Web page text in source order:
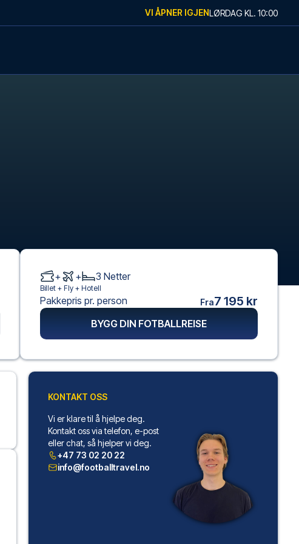
VI ÅPNER IGJENLØRDAG KL. 10:00
+ + 3 Netter
Billet + Fly + Hotell
Pakkepris pr. person Fra7 195 kr
BYGG DIN FOTBALLREISE
KONTAKT OSS
Vi er klare til å hjelpe deg.
Kontakt oss via telefon, e-post
eller chat, så hjelper vi deg.
+47 73 02 20 22
info@footballtravel.no